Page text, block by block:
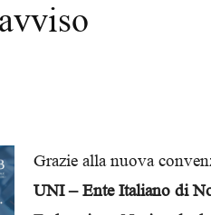
Grazie alla nuova
UNI – Ente Italiano di